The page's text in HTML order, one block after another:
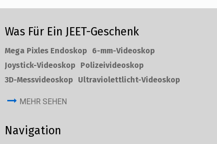
Was Für Ein JEET-Geschenk
Mega Pixles Endoskop
6-mm-Videoskop
Joystick-Videoskop
Polizeivideoskop
3D-Messvideoskop
Ultraviolettlicht-Videoskop
MEHR SEHEN
Navigation